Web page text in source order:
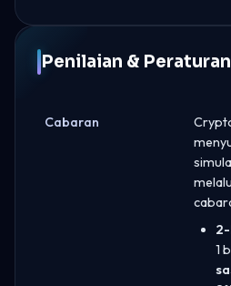
Penilaian &
Cabaran
1